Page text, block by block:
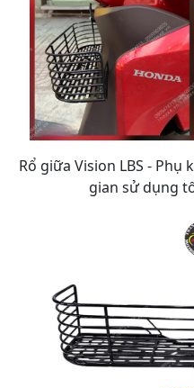
Rổ giữa Vision LBS -
gian sử dụng